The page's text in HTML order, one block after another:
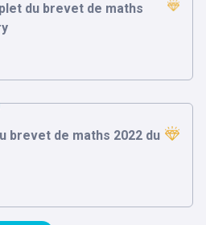
du brevet de maths
brevet de maths 2022 du